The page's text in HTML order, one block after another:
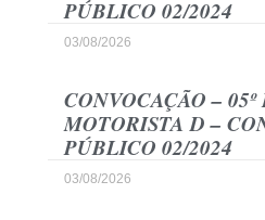
PÚBLICO 02/2024
03/08/2026
CONVOCAÇÃO –
MOTORISTA D –
PÚBLICO 02/2024
03/08/2026